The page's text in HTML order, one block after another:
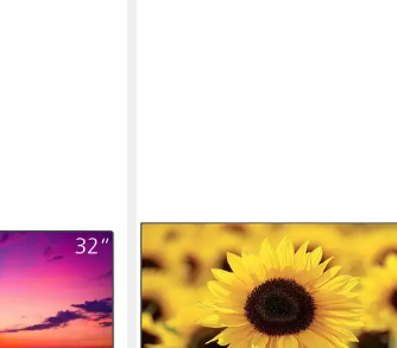
Fernseher
STRONG
SRT32HD5553 LED-Fernseher
80 cm/32 Zoll Diagonale
LED Bildschirmtechnologie
HD-ready Auflösung